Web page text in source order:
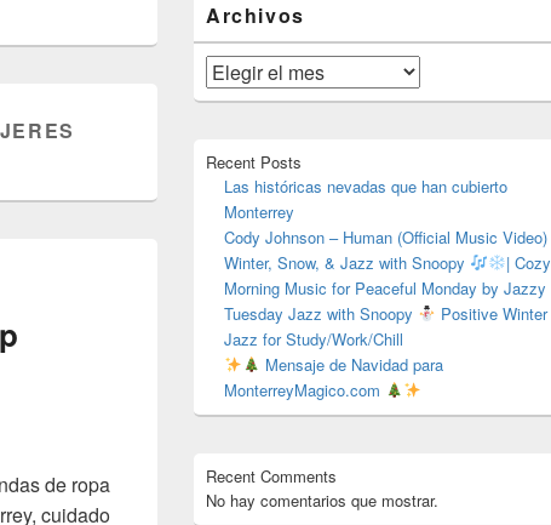
de ropa
cuidado
área
de
widget
barra
lateral
Archivos
Archivos
Recent Posts
Las históricas nevadas que han cubierto
Monterrey
Cody Johnson – Human (Official Music Video)
Winter, Snow, & Jazz with Snoopy
| Cozy
Morning Music for Peaceful Monday by Jazzy
Tuesday Jazz with Snoopy
Positive Winter
Jazz for Study/Work/Chill
Mensaje de Navidad para
MonterreyMagico.com
Recent Comments
No hay comentarios que mostrar.